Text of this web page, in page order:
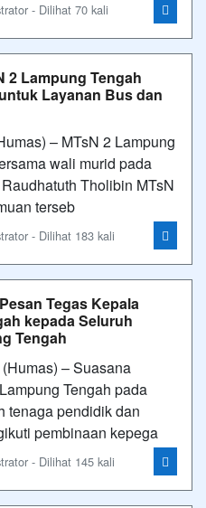
- Dilihat 70 kali
2 Lampung Tengah
Layanan Bus dan
– MTsN 2 Lampung
wali murid pada
Tholibin MTsN
terseb
- Dilihat 183 kali
Tegas Kepala
kepada Seluruh
Tengah
– Suasana
Tengah pada
tenaga pendidik dan
pembinaan kepega
- Dilihat 145 kali